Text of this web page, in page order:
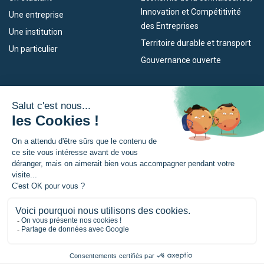
Une entreprise
Une institution
Un particulier
Innovation et Compétitivité
des Entreprises
Territoire durable et transport
Gouvernance ouverte
Empleo
Eskola Futura
Forma NAEN
TRANSFERMUGA-RREKIN
L’Eurorégion
Qu’est-ce que l’Eurorégion ?
Actualités
Espace presse
© Eurorégion Nouvelle-Aquitaine Euskadi Navarre |Mentions légales